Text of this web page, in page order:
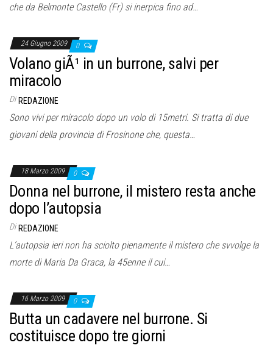
che da Belmonte Castello (Fr) si inerpica fino ad…
24 Giugno 2009 0
Volano giÃ¹ in un burrone, salvi per
miracolo
Di REDAZIONE
Sono vivi per miracolo dopo un volo di 15metri. Si tratta di due
giovani della provincia di Frosinone che, questa…
18 Marzo 2009 0
Donna nel burrone, il mistero resta anche
dopo l’autopsia
Di REDAZIONE
L’autopsia ieri non ha sciolto pienamente il mistero che svvolge la
morte di Maria Da Graca, la 45enne il cui…
16 Marzo 2009 0
Butta un cadavere nel burrone. Si
costituisce dopo tre giorni